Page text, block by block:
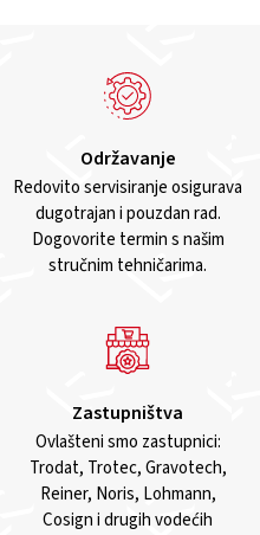
Održavanje
Redovito servisiranje osigurava
dugotrajan i pouzdan rad.
Dogovorite termin s našim
stručnim tehničarima.
Zastupništva
Ovlašteni smo zastupnici:
Trodat, Trotec, Gravotech,
Reiner, Noris, Lohmann,
Cosign i drugih vodećih